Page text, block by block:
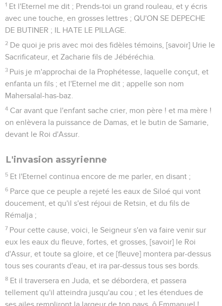
1 Et l'Eternel me dit ; Prends-toi un grand rouleau, et y écris
avec une touche, en grosses lettres ; QU'ON SE DEPECHE
DE BUTINER ; IL HATE LE PILLAGE.
2 De quoi je pris avec moi des fidèles témoins, [savoir] Urie le
Sacrificateur, et Zacharie fils de Jébéréchia.
3 Puis je m'approchai de la Prophétesse, laquelle conçut, et
enfanta un fils ; et l'Eternel me dit ; appelle son nom
Mahersalal-has-baz.
4 Car avant que l'enfant sache crier, mon père ! et ma mère !
on enlèvera la puissance de Damas, et le butin de Samarie,
devant le Roi d'Assur.
L'invasion assyrienne
5 Et l'Eternel continua encore de me parler, en disant ;
6 Parce que ce peuple a rejeté les eaux de Siloé qui vont
doucement, et qu'il s'est réjoui de Retsin, et du fils de
Rémalja ;
7 Pour cette cause, voici, le Seigneur s'en va faire venir sur
eux les eaux du fleuve, fortes, et grosses, [savoir] le Roi
d'Assur, et toute sa gloire, et ce [fleuve] montera par-dessus
tous ses courants d'eau, et ira par-dessus tous ses bords.
8 Et il traversera en Juda, et se débordera, et passera
tellement qu'il atteindra jusqu'au cou ; et les étendues de
ses ailes rempliront la largeur de ton pays, ô Emmanuel !